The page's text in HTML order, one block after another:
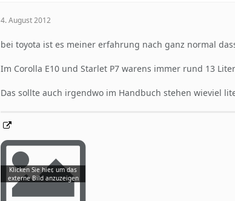
4. August 2012
bei toyota ist es meiner erfahrung nach ganz normal
Im Corolla E10 und Starlet P7 warens immer rund 13
Das sollte auch irgendwo im Handbuch stehen wieviel